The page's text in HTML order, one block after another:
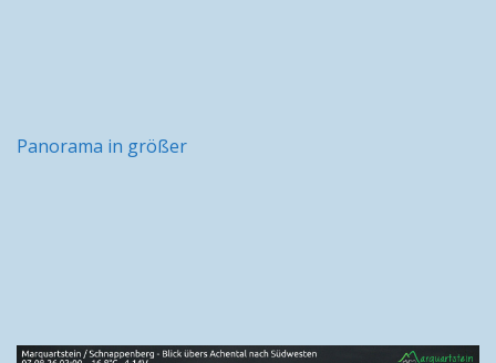
Panorama in größer